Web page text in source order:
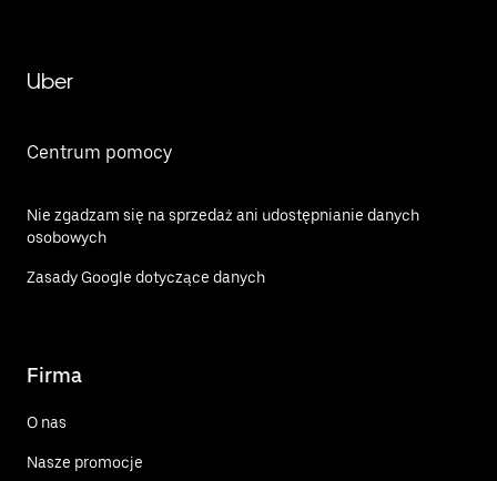
Uber
Centrum pomocy
Nie zgadzam się na sprzedaż ani udostępnianie danych
osobowych
Zasady Google dotyczące danych
Firma
O nas
Nasze promocje